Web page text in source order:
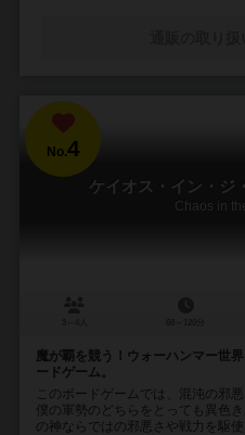
No.4
ケイオス・イン・ジ
Chaos in
魔が覇を競う！ウォーハンマー世
ードゲーム。
このボードゲームでは、混沌の邪
僕の軍勢のどちらをとっても異色
の神ならではの邪悪さや戦力を駆使